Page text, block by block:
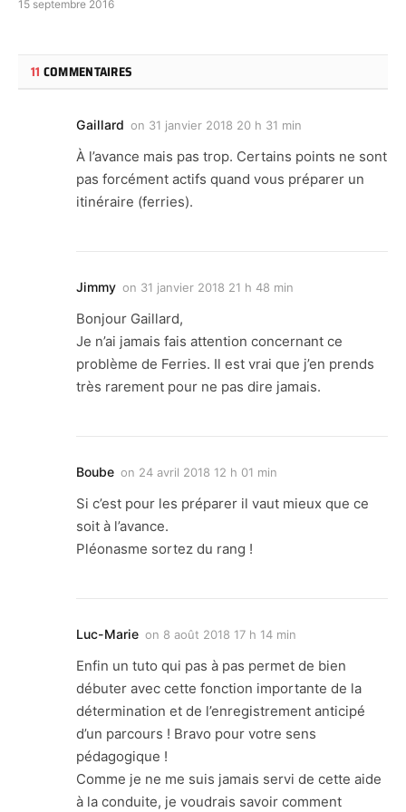
15 septembre 2016
11 COMMENTAIRES
Gaillard on 31 janvier 2018 20 h 31 min
À l’avance mais pas trop. Certains points ne sont
pas forcément actifs quand vous préparer un
itinéraire (ferries).
Jimmy on 31 janvier 2018 21 h 48 min
Bonjour Gaillard,
Je n’ai jamais fais attention concernant ce
problème de Ferries. Il est vrai que j’en prends
très rarement pour ne pas dire jamais.
Boube on 24 avril 2018 12 h 01 min
Si c’est pour les préparer il vaut mieux que ce
soit à l’avance.
Pléonasme sortez du rang !
Luc-Marie on 8 août 2018 17 h 14 min
Enfin un tuto qui pas à pas permet de bien
débuter avec cette fonction importante de la
détermination et de l’enregistrement anticipé
d’un parcours ! Bravo pour votre sens
pédagogique !
Comme je ne me suis jamais servi de cette aide
à la conduite, je voudrais savoir comment